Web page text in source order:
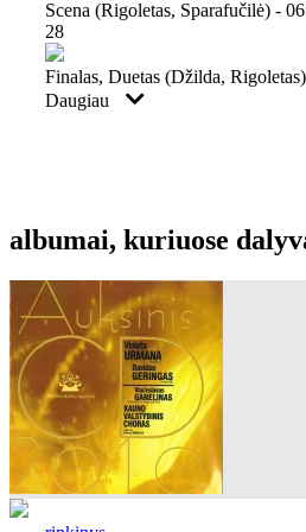
Scena (rigoletas, Sparafučilė) -
28
Finalas, Duetas (džilda,
Daugiau
albumai, kuriuose